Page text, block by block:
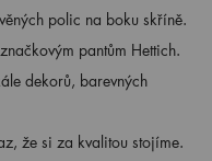
polic na boku skříně.
pantům Hettich.
dekorů, barevných
že si za kvalitou stojíme.